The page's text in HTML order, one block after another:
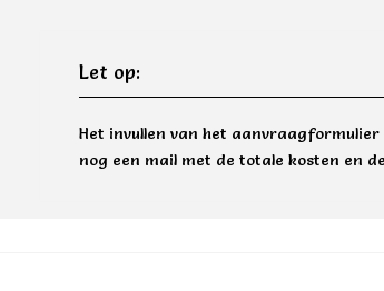
Let op:
Het invullen van het
nog een mail met de totale kosten en